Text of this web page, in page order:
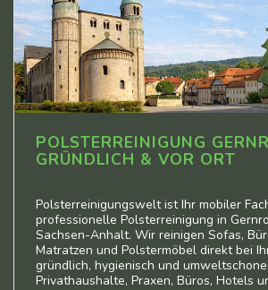
POLSTERREINIGUNG
GRÜNDLICH & VOR ORT
Polsterreinigungswelt ist Ihr mobiler
professionelle Polsterreinigung in
Sachsen-Anhalt. Wir reinigen Sofas,
Matratzen und Polstermöbel direkt bei
gründlich, hygienisch und
Privathaushalte, Praxen, Büros, Hotels